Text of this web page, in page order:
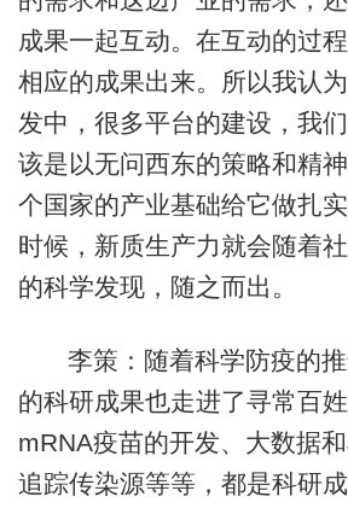
成果一起互动。在互动的过
相应的成果出来。所以我认
发中，很多平台的建设，我
该是以无问西东的策略和精
个国家的产业基础给它做扎
时候，新质生产力就会随着
的科学发现，随之而出。
李策：随着科学防疫的
的科研成果也走进了寻常百
mRNA疫苗的开发、大数据
追踪传染源等等，都是科研